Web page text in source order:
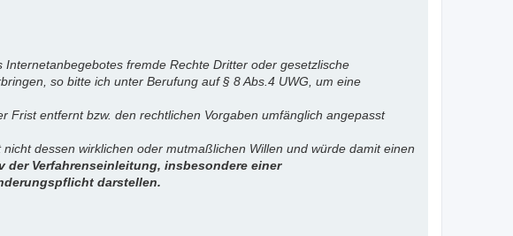
fremde Rechte Dritter oder gesetzlische
so bitte ich unter Berufung auf § 8 Abs.4 UWG, um eine
entfernt bzw. den rechtlichen Vorgaben umfänglich angepasst
nicht dessen wirklichen oder mutmaßlichen Willen und würde damit einen
der Verfahrenseinleitung, insbesondere einer
darstellen.